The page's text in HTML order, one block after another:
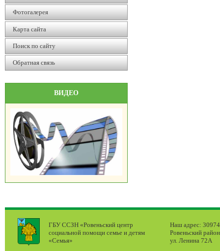
Фотогалерея
Карта сайта
Поиск по сайту
Обратная связь
ВИДЕО
ГБУ ССЗН «Ровеньский центр
социальной помощи семье и детям
«Семья»
Наш адрес:
Ровеньский
ул. Ленина 72А